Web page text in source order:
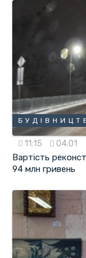
11:15 04.01
Вартість
94 млн гривень